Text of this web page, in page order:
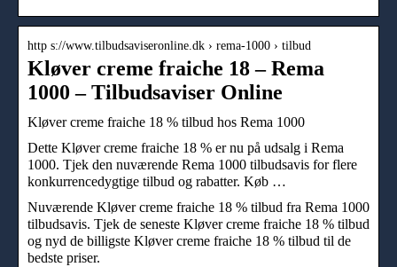
http s://www.tilbudsaviseronline.dk › rema-1000 › tilbud
Kløver creme fraiche 18 – Rema
1000 – Tilbudsaviser Online
Kløver creme fraiche 18 % tilbud hos Rema 1000
Dette Kløver creme fraiche 18 % er nu på udsalg i Rema
1000. Tjek den nuværende Rema 1000 tilbudsavis for flere
konkurrencedygtige tilbud og rabatter. Køb …
Nuværende Kløver creme fraiche 18 % tilbud fra Rema 1000
tilbudsavis. Tjek de seneste Kløver creme fraiche 18 % tilbud
og nyd de billigste Kløver creme fraiche 18 % tilbud til de
bedste priser.